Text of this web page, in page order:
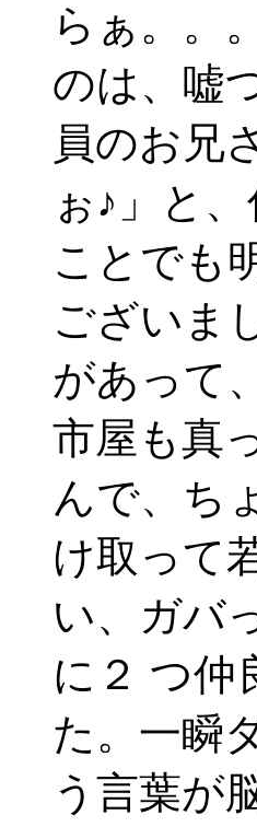
らぁ。。
のは、嘘
員のお兄
ぉ♪」と
ことでも
ございま
があって
市屋も真
んで、ち
け取って
い、ガバ
に２ つ仲
た。一瞬
う言葉が